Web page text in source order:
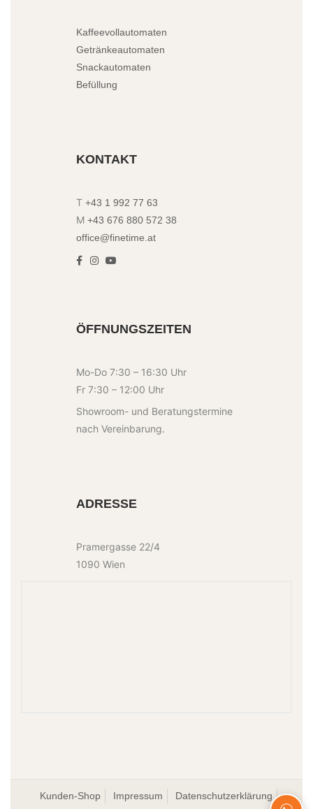
Kaffeevollautomaten
Getränkeautomaten
Snackautomaten
Befüllung
KONTAKT
T +43 1 992 77 63
M +43 676 880 572 38
office@finetime.at
ÖFFNUNGSZEITEN
Mo-Do 7:30 – 16:30 Uhr
Fr 7:30 – 12:00 Uhr
Showroom- und Beratungstermine
nach Vereinbarung.
ADRESSE
Pramergasse 22/4
1090 Wien
Kunden-Shop Impressum
Datenschutzerklärung